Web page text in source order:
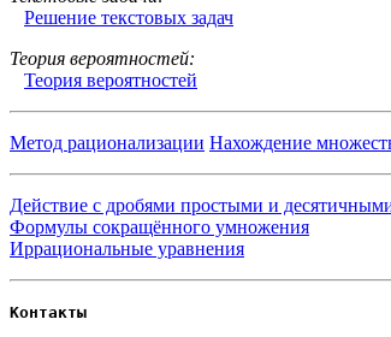
Решение текстовых задач
Теория вероятностей:
Теория вероятностей
Метод рационализации Нахождение
Действие с дробями простыми и
Формулы сокращённого умножения
Иррациональные уравнения
Контакты